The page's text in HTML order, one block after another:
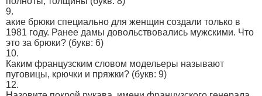
9.
акие брюки специально для женщин создали только в
1981 году. Ранее дамы довольствовались мужскими. Что
это за брюки? (букв: 6)
10.
Каким французским словом модельеры называют
пуговицы, крючки и пряжки? (букв: 9)
12.